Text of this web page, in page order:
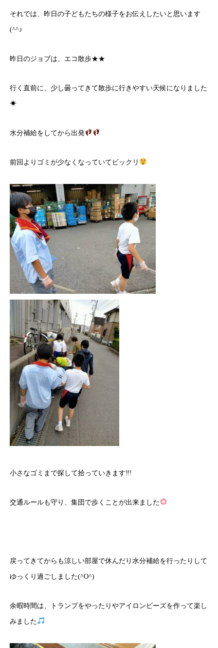
それでは、昨日の子どもたちの様子をお伝えしたいと思います
(^^♪
昨日のジョブは、エコ散歩★★
行く直前に、少し曇ってきて散歩に行きやすい天候になりました
☀
水分補給をしてから出発
前回よりゴミが少なくなっていてビックリ
小さなゴミまで探して拾っていきます‼!
交通ルールも守り、集団で歩くことが出来ました
戻ってきてからも涼しい部屋で休んだり水分補給を行ったりして
ゆっくり過ごしました(^O^)
余暇時間は、トランプをやったりやアイロンビーズを作って楽し
みました